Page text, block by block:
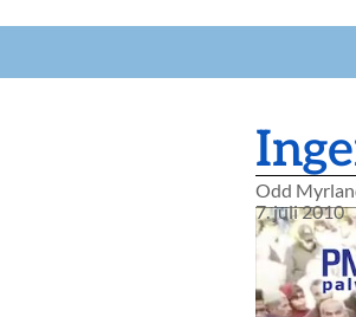
Odd
7. juli 2010